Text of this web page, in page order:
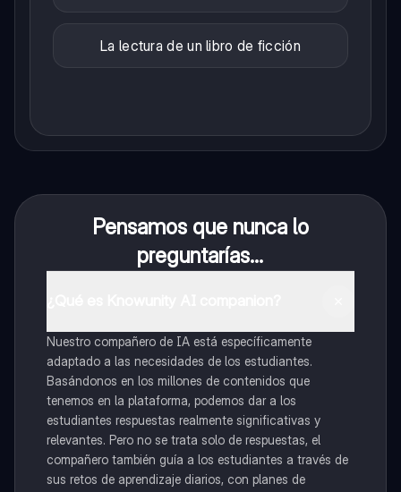
La lectura de un libro de ficción
Pensamos que nunca lo
preguntarías...
Nuestro compañero de IA está específicamente
adaptado a las necesidades de los estudiantes.
Basándonos en los millones de contenidos que
tenemos en la plataforma, podemos dar a los
estudiantes respuestas realmente significativas y
relevantes. Pero no se trata solo de respuestas, el
compañero también guía a los estudiantes a través de
sus retos de aprendizaje diarios, con planes de